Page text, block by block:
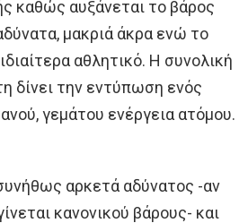
καθώς αυξάνεται το βάρος
μακριά άκρα ενώ το
αθλητικό. Η συνολική
δίνει την εντύπωση ενός
γεμάτου ενέργεια ατόμου.
αρκετά αδύνατος -αν
κανονικού βάρους- και